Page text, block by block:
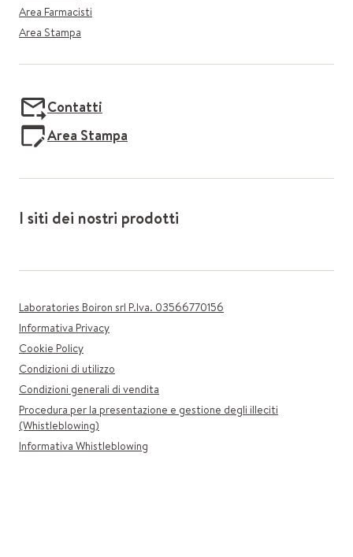
Area Farmacisti
Area Stampa
Contatti
Area Stampa
I siti dei nostri prodotti
Laboratories Boiron srl P.Iva. 03566770156
Informativa Privacy
Cookie Policy
Condizioni di utilizzo
Condizioni generali di vendita
Procedura per la presentazione e gestione degli illeciti
(Whistleblowing)
Informativa Whistleblowing